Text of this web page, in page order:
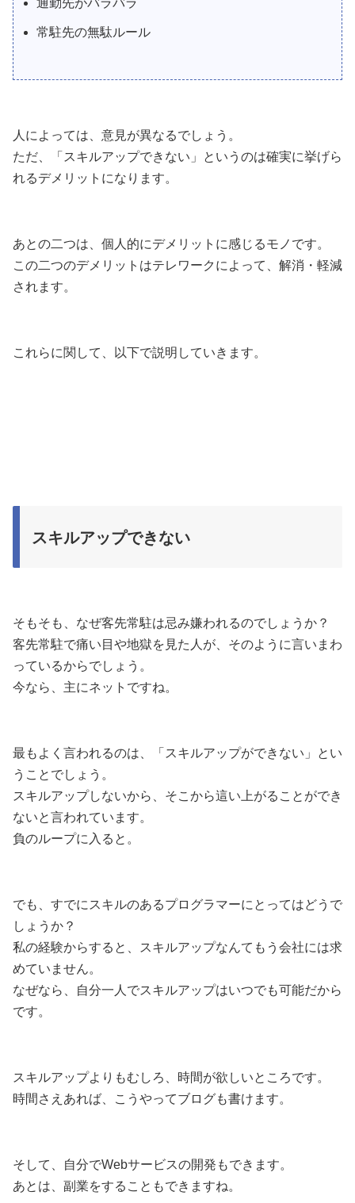
常駐先の無駄ルール
人によっては、意見が異なるでしょう。
ただ、「スキルアップできない」というのは確実に挙げら
れるデメリットになります。
あとの二つは、個人的にデメリットに感じるモノです。
この二つのデメリットはテレワークによって、解消・軽減
されます。
これらに関して、以下で説明していきます。
スキルアップできない
そもそも、なぜ客先常駐は忌み嫌われるのでしょうか？
客先常駐で痛い目や地獄を見た人が、そのように言いまわ
っているからでしょう。
今なら、主にネットですね。
最もよく言われるのは、「スキルアップができない」とい
うことでしょう。
スキルアップしないから、そこから這い上がることができ
ないと言われています。
負のループに入ると。
でも、すでにスキルのあるプログラマーにとってはどうで
しょうか？
私の経験からすると、スキルアップなんてもう会社には求
めていません。
なぜなら、自分一人でスキルアップはいつでも可能だから
です。
スキルアップよりもむしろ、時間が欲しいところです。
時間さえあれば、こうやってブログも書けます。
そして、自分でWebサービスの開発もできます。
あとは、副業をすることもできますね。